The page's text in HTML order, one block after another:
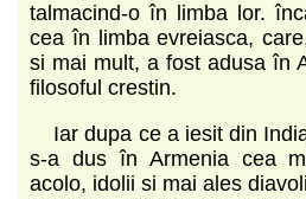
talmacind-o în limba lor.
cea în limba evreiasca,
si mai mult, a fost adusa în
filosoful crestin.
Iar dupa ce a iesit din
s-a dus în Armenia cea
acolo, idolii si mai ales